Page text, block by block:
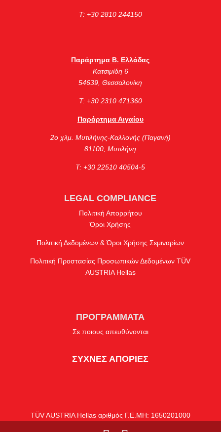
Τ: +30 2810 244150
Παράρτημα Β. Ελλάδας
Κατσιμίδη 6
54639, Θεσσαλονίκη
Τ: +30 2310 471360
Παράρτημα Αιγαίου
2ο χλμ. Μυτιλήνης-Καλλονής (Παγανή)
81100, Μυτιλήνη
Τ: +30 22510 40504-5
LEGAL COMPLIANCE
Πολιτική Απορρήτου
Όροι Χρήσης
Πολιτική Δεδομένων & Όροι Χρήσης Σεμιναρίων
Πολιτική Προστασίας Προσωπικών Δεδομένων TÜV
AUSTRIA Hellas
ΠΡΟΓΡΑΜΜΑΤΑ
Σε ποιους απευθύνονται
ΣΥΧΝΕΣ ΑΠΟΡΙΕΣ
TÜV AUSTRIA Hellas αριθμός Γ.Ε.ΜΗ: 1650201000